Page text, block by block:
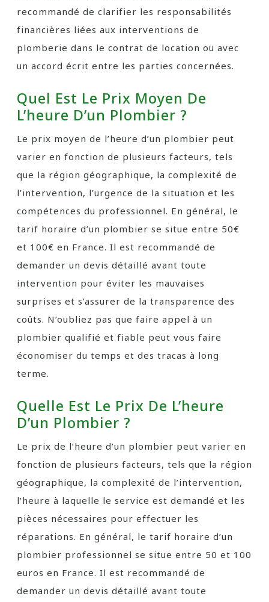
recommandé de clarifier les responsabilités
financières liées aux interventions de
plomberie dans le contrat de location ou avec
un accord écrit entre les parties concernées.
Quel Est Le Prix Moyen De
L’heure D’un Plombier ?
Le prix moyen de l’heure d’un plombier peut
varier en fonction de plusieurs facteurs, tels
que la région géographique, la complexité de
l’intervention, l’urgence de la situation et les
compétences du professionnel. En général, le
tarif horaire d’un plombier se situe entre 50€
et 100€ en France. Il est recommandé de
demander un devis détaillé avant toute
intervention pour éviter les mauvaises
surprises et s’assurer de la transparence des
coûts. N’oubliez pas que faire appel à un
plombier qualifié et fiable peut vous faire
économiser du temps et des tracas à long
terme.
Quelle Est Le Prix De L’heure
D’un Plombier ?
Le prix de l’heure d’un plombier peut varier en
fonction de plusieurs facteurs, tels que la région
géographique, la complexité de l’intervention,
l’heure à laquelle le service est demandé et les
pièces nécessaires pour effectuer les
réparations. En général, le tarif horaire d’un
plombier professionnel se situe entre 50 et 100
euros en France. Il est recommandé de
demander un devis détaillé avant toute